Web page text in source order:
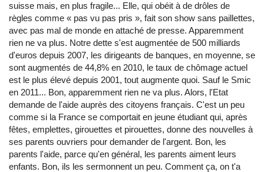
suisse mais, en plus fragile... Elle, qui obéit à de drôles de
règles comme « pas vu pas pris », fait son show sans paillettes,
avec pas mal de monde en attaché de presse. Apparemment
rien ne va plus. Notre dette s'est augmentée de 500 milliards
d'euros depuis 2007, les dirigeants de banques, en moyenne, se
sont augmentés de 44,8% en 2010, le taux de chômage actuel
est le plus élevé depuis 2001, tout augmente quoi. Sauf le Smic
en 2011... Bon, apparemment rien ne va plus. Alors, l'Etat
demande de l'aide auprès des citoyens français. C'est un peu
comme si la France se comportait en jeune étudiant qui, après
fêtes, emplettes, girouettes et pirouettes, donne des nouvelles à
ses parents ouvriers pour demander de l'argent. Bon, les
parents l'aide, parce qu'en général, les parents aiment leurs
enfants. Bon, ils les sermonnent un peu. Comment ça, on t'a